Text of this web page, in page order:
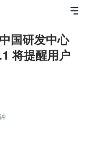
国研发中心
将提醒用户